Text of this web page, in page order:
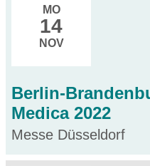
MO
14
NOV
Berlin-
Medica 2022
Messe Düsseldorf